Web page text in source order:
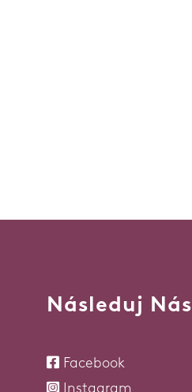
Následuj Nás
Facebook
Instagram